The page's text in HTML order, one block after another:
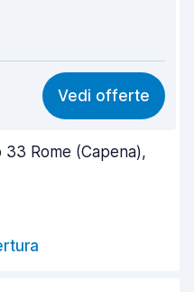
8,2
8,2
8,6
Vedi offerte
33 Rome (Capena),